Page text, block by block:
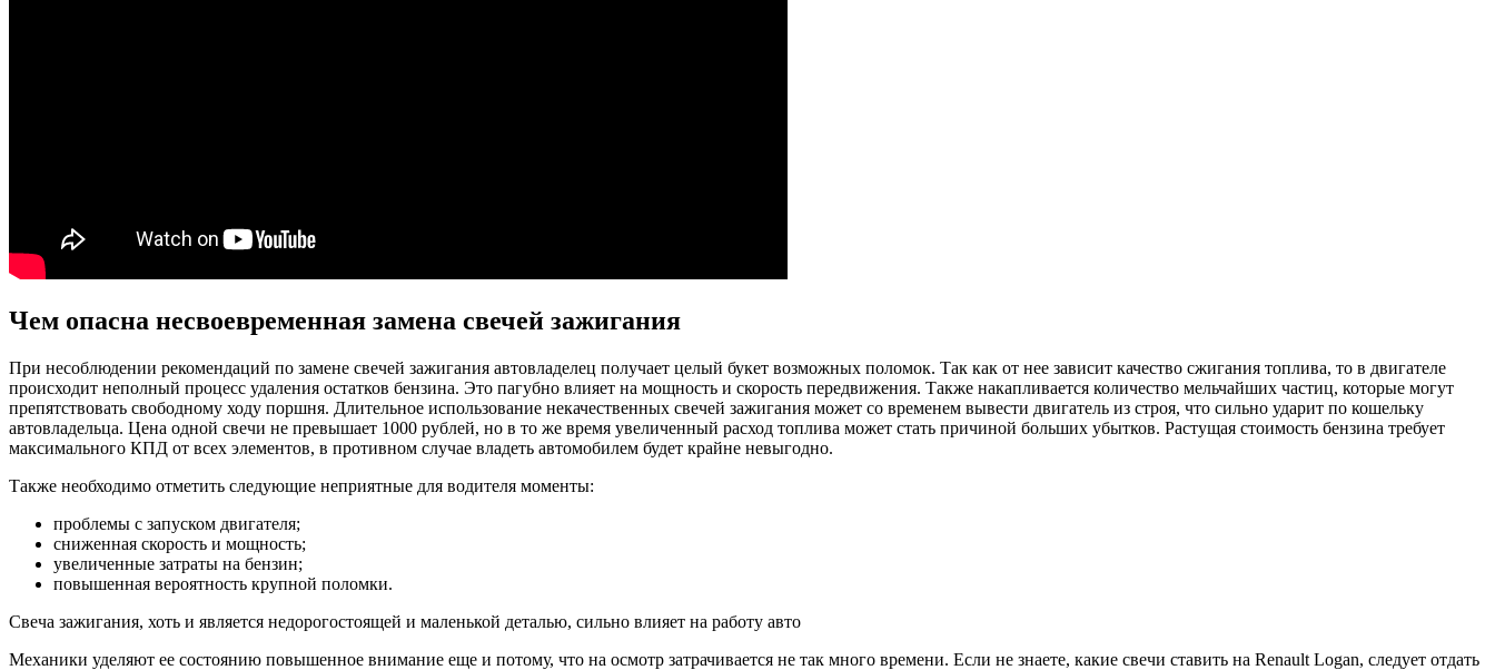
Чем опасна несвоевременная замена свечей зажигания
При несоблюдении рекомендаций по замене свечей зажигания автовладелец получает целый букет возможных поломок. Так как от нее зависит качество сжигания топлива, то в двигателе
происходит неполный процесс удаления остатков бензина. Это пагубно влияет на мощность и скорость передвижения. Также накапливается количество мельчайших частиц, которые могут
препятствовать свободному ходу поршня. Длительное использование некачественных свечей зажигания может со временем вывести двигатель из строя, что сильно ударит по кошельку
автовладельца. Цена одной свечи не превышает 1000 рублей, но в то же время увеличенный расход топлива может стать причиной больших убытков. Растущая стоимость бензина требует
максимального КПД от всех элементов, в противном случае владеть автомобилем будет крайне невыгодно.
Также необходимо отметить следующие неприятные для водителя моменты:
проблемы с запуском двигателя;
сниженная скорость и мощность;
увеличенные затраты на бензин;
повышенная вероятность крупной поломки.
Свеча зажигания, хоть и является недорогостоящей и маленькой деталью, сильно влияет на работу авто
Механики уделяют ее состоянию повышенное внимание еще и потому, что на осмотр затрачивается не так много времени. Если не знаете, какие свечи ставить на Renault Logan, следует отдать